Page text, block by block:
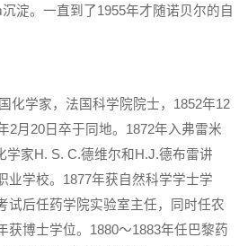
淀。一直到了1955年才随诺贝尔的自
化学家，法国科学院院士，1852年12
2月20日卒于同地。1872年入弗雷米
学家H. S. C.德维尔和H.J.德布雷讲
业学校。1877年获自然科学学士学
试后任药学院实验室主任，同时任农
获博士学位。1880～1883年任巴黎药